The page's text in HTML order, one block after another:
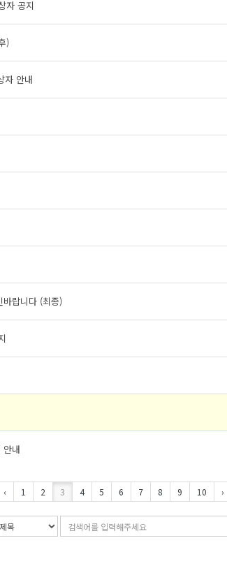
자 공지
)
자 안내
바랍니다 (최종)
안내
‹ 1 2 3 4 5 6 7 8 9 10 ›
검
색